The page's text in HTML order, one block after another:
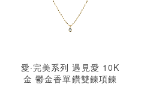
愛·完美系列 遇見愛 10K
金 鬱金香單鑽雙鍊項鍊